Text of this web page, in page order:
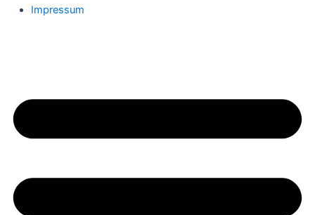
Impressum